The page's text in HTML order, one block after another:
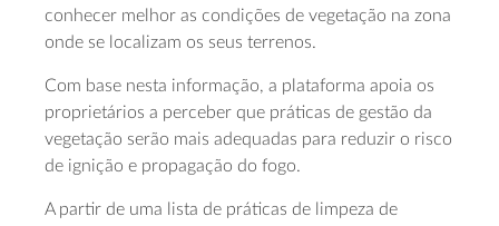
conhecer melhor as condições de vegetação na zona
onde se localizam os seus terrenos.
Com base nesta informação, a plataforma apoia os
proprietários a perceber que práticas de gestão da
vegetação serão mais adequadas para reduzir o risco
de ignição e propagação do fogo.
A partir de uma lista de práticas de limpeza de